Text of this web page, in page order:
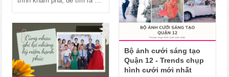
Bộ ảnh cưới sáng tạo
Quận 12 - Trends chụp
hình cưới mới nhất